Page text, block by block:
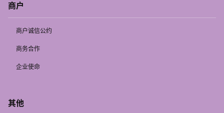
商户
商户诚信公约
商务合作
企业使命
其他